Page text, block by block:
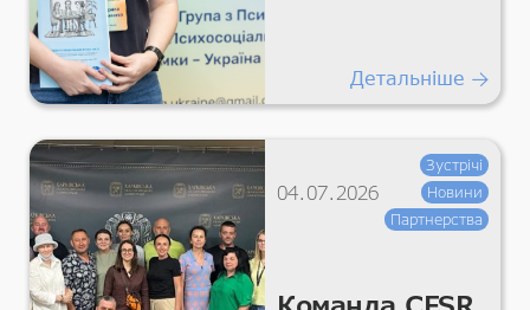
Плюс»Детальніше
04.07.2026
Зустрічі
Новини
Партнерства